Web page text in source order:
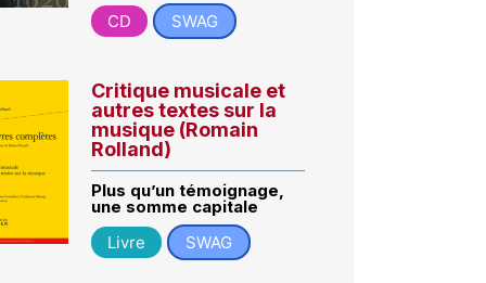
CD
SWAG
Critique musicale et
autres textes sur la
musique (Romain
Rolland)
Plus qu’un témoignage,
une somme capitale
Livre
SWAG